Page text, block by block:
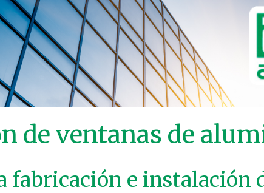
de ventanas de
fabricación e instalación